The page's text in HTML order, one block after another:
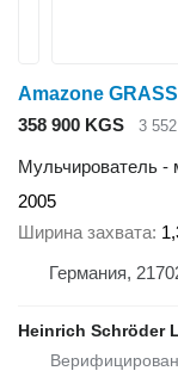
Amazone
358 900 KGS
3
Мульчирователь -
2005
Ширина захвата
Германия,
Heinrich Schröder